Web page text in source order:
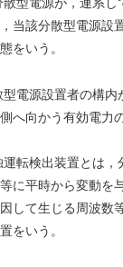
型電源が，連系し
当該分散型電源設
をいう。
電源設置者の構内
へ向かう有効電力
転検出装置とは，
に平時から変動を
して生じる周波数
をいう。